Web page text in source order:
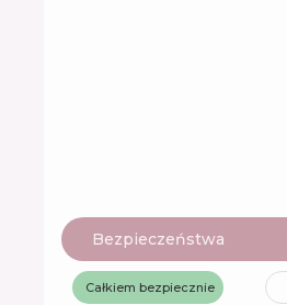
Bezpieczeństwa
Całkiem bezpiecznie